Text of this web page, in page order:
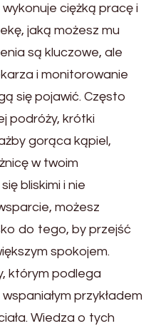
ciężką pracę i
jaką możesz mu
są kluczowe, ale
i monitorowanie
się pojawić. Często
podróży, krótki
gorąca kąpiel,
w twoim
bliskimi i nie
możesz
do tego, by przejść
spokojem.
którym podlega
przykładem
Wiedza o tych